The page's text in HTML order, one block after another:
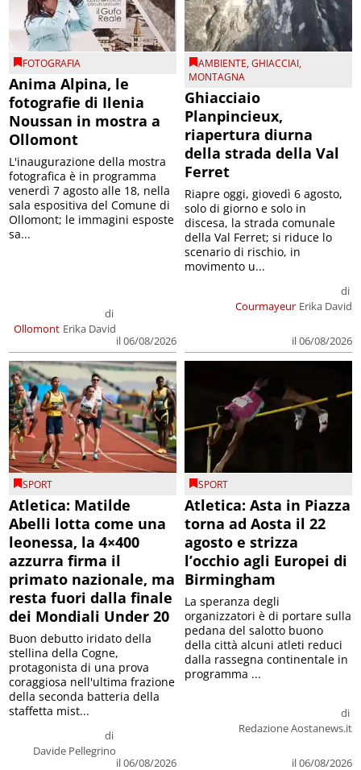
FOTOGRAFIA
Anima Alpina, le
fotografie di Ilenia
Noussan in mostra a
Ollomont
Ollomont
di
Erika David
il 06/08/2026
L'inaugurazione della mostra
fotografica è in programma
venerdì 7 agosto alle 18, nella
sala espositiva del Comune di
Ollomont; le immagini esposte
sa...
AMBIENTE,GHIACCIAI,
MONTAGNA
Ghiacciaio
Planpincieux,
riapertura diurna
della strada della Val
Ferret
Courmayeur
di
Erika David
il 06/08/2026
Riapre oggi, giovedì 6 agosto,
solo di giorno e solo in
discesa, la strada comunale
della Val Ferret; si riduce lo
scenario di rischio, in
movimento u...
SPORT
Atletica: Matilde
Abelli lotta come una
leonessa, la 4×400
azzurra firma il
primato nazionale, ma
resta fuori dalla finale
dei Mondiali Under 20
di
Davide Pellegrino
il 06/08/2026
Buon debutto iridato della
stellina della Cogne,
protagonista di una prova
coraggiosa nell'ultima frazione
della seconda batteria della
staffetta mist...
SPORT
Atletica: Asta in Piazza
torna ad Aosta il 22
agosto e strizza
l’occhio agli Europei di
Birmingham
di
Redazione Aostanews.it
il 06/08/2026
La speranza degli
organizzatori è di portare sulla
pedana del salotto buono
della città alcuni atleti reduci
dalla rassegna continentale in
programma ...